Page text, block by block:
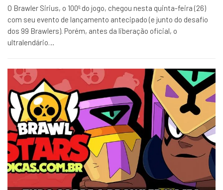
O Brawler Sirius, o 100º do jogo, chegou nesta quinta-feira (26)
com seu evento de lançamento antecipado (e junto do desafio
dos 99 Brawlers). Porém, antes da liberação oficial, o
ultralendário…